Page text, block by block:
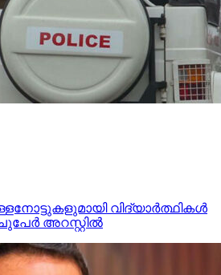
വിദ്യാര്‍ത്ഥികള്‍
അറസ്റ്റില്‍